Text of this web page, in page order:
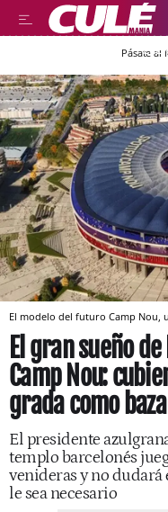
Pásate al
El modelo del futuro Camp Nou,
El gran sueño
Camp Nou:
grada como
El presidente
templo barcelonés
venideras y no dudará
le sea necesario